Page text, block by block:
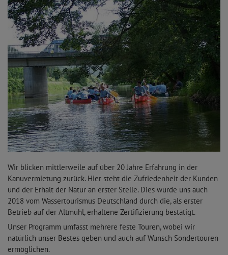
Wir blicken mittlerweile auf über 20 Jahre Erfahrung in der
Kanuvermietung zurück. Hier steht die Zufriedenheit der Kunden
und der Erhalt der Natur an erster Stelle. Dies wurde uns auch
2018 vom Wassertourismus Deutschland durch die, als erster
Betrieb auf der Altmühl, erhaltene Zertifizierung bestätigt.
Unser Programm umfasst mehrere feste Touren, wobei wir
natürlich unser Bestes geben und auch auf Wunsch Sondertouren
ermöglichen.